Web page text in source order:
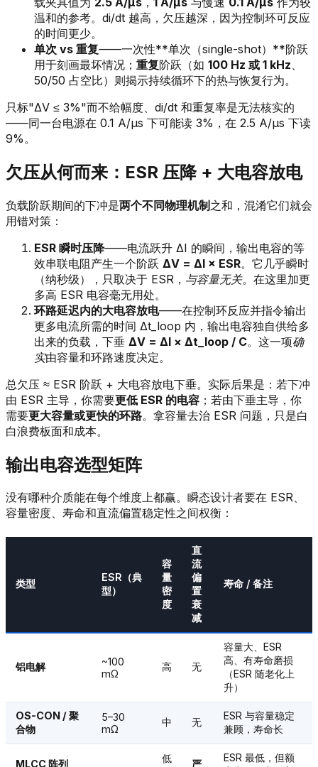
温和的参考。di/dt 越高，欠压越深，因为控制环可反应
的时间更少。
单次 vs 重复——一次性**单次（single-shot）**阶跃
用于刻画最坏情况； 重复阶跃（如 100 Hz 或 1 kHz
50/50 占空比）则揭示持续循环下的热与恢复行为。
只标"ΔV ≤ 3%"而不给幅度、di/dt 和重复率是无法核实的
——同一台电源在 0.1 A/µs 下可能读 3%，在 2.5 A/µs 下读
9%。
欠压从何而来：ESR 压降 + 大电容放电
负载阶跃期间的下冲是两个不同物理机制之和，混淆它们就会
用错对策：
ESR 瞬时压降——电流跃升 ΔI 的瞬间，输出电容的等
效串联电阻产生一个阶跃 ΔV = ΔI × ESR。它几乎瞬时
（纳秒级），只取决于 ESR， 与容量无关。在这里加更
多高 ESR 电容毫无用处。
环路延迟内的大电容放电——在控制环反应并指令输出
更多电流所需的时间 Δt_loop 内，输出电容独自供给多
出来的负载，下垂 ΔV = ΔI × Δt_loop / C。这一项确
实由容量和环路速度决定。
总欠压 ≈ ESR 阶跃 + 大电容放电下垂。实际后果是：若下冲
由 ESR 主导，你需要更低 ESR 的电容 ；若由下垂主导，你
需要更大容量或更快的环路。拿容量去治 ESR 问题，只是白
白浪费板面和成本。
输出电容选型矩阵
没有哪种介质能在每个维度上都赢。瞬态设计者要在 ESR、
容量密度、寿命和直流偏置稳定性之间权衡：
类型
ESR（典
型）
容
量
密
度
直
流
偏
置
衰
减
寿命 / 备注
铝电解
~100
mΩ
高 无
容量大、ESR
高、有寿命磨损
（ESR 随老化上
升）
OS-CON / 聚
合物
5–30
mΩ
中 无
ESR 与容量稳定
兼顾，寿命长
MLCC 阵列
低
严
ESR 最低，但额